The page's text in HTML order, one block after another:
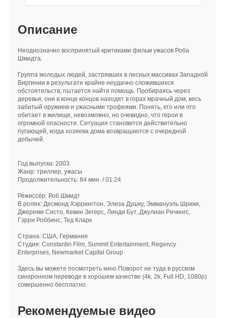
Описание
Неоднозначно воспринятый критиками фильм ужасов Роба
Шмидта.
Группа молодых людей, застрявших в лесных массивах Западной
Виргинии в результате крайне неудачно сложившихся
обстоятельств, пытается найти помощь. Пробираясь через
деревья, они в конце концов находят в горах мрачный дом, весь
забитый оружием и ужасными трофеями. Понять, кто или что
обитает в жилище, невозможно, но очевидно, что герои в
огромной опасности. Ситуация становится действительно
пугающей, когда хозяева дома возвращаются с очередной
добычей.
Год выпуска: 2003
Жанр: триллер, ужасы
Продолжительность: 84 мин. / 01:24
Режиссёр: Роб Шмидт
В ролях: Десмонд Хэррингтон, Элиза Душку, Эммануэль Шрики,
Джереми Систо, Кевин Зегерс, Линди Бут, Джулиан Ричингс,
Гэрри Роббинс, Тед Кларк
Страна: США, Германия
Студия: Constantin Film, Summit Entertainment, Regency
Enterprises, Newmarket Capital Group
Здесь вы можете посмотреть кино Поворот не туда в русском
синхронном переводе в хорошем качестве (4k, 2k, Full HD, 1080p)
совершенно бесплатно.
Рекомендуемые видео